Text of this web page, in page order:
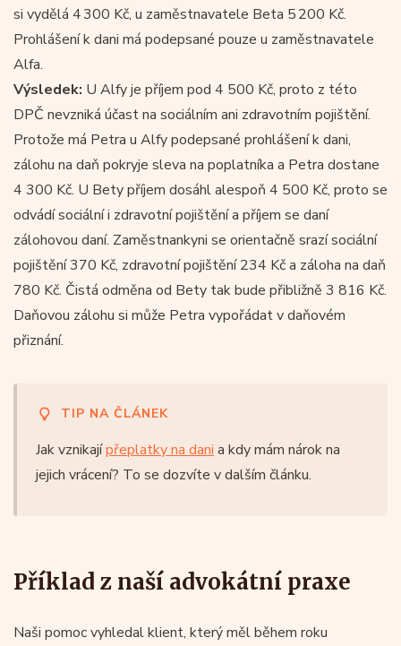
si vydělá 4 300 Kč, u zaměstnavatele Beta 5 200 Kč.
Prohlášení k dani má podepsané pouze u zaměstnavatele
Alfa.
Výsledek: U Alfy je příjem pod 4 500 Kč, proto z této
DPČ nevzniká účast na sociálním ani zdravotním pojištění.
Protože má Petra u Alfy podepsané prohlášení k dani,
zálohu na daň pokryje sleva na poplatníka a Petra dostane
4 300 Kč. U Bety příjem dosáhl alespoň 4 500 Kč, proto se
odvádí sociální i zdravotní pojištění a příjem se daní
zálohovou daní. Zaměstnankyni se orientačně srazí sociální
pojištění 370 Kč, zdravotní pojištění 234 Kč a záloha na daň
780 Kč. Čistá odměna od Bety tak bude přibližně 3 816 Kč.
Daňovou zálohu si může Petra vypořádat v daňovém
přiznání.
TIP NA ČLÁNEK
Jak vznikajípřeplatky na dani a kdy mám nárok na
jejich vrácení? To se dozvíte v dalším článku.
Příklad z naší advokátní praxe
Naši pomoc vyhledal klient, který měl během roku